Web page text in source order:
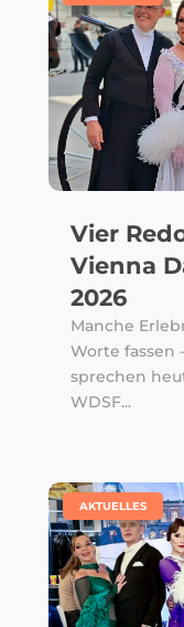
Vier
Vienna
2026
Manche
Worte fassen
sprechen
WDSF...
AKTUELLES